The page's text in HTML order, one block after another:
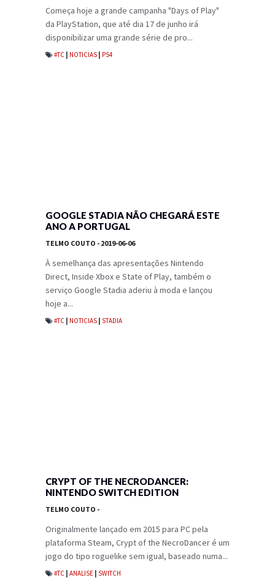
Começa hoje a grande campanha "Days of Play"
da PlayStation, que até dia 17 de junho irá
disponibilizar uma grande série de pro...
#TC NOTICIAS PS4
GOOGLE STADIA NÃO CHEGARÁ ESTE
ANO A PORTUGAL
TELMO COUTO - 2019-06-06
À semelhança das apresentações Nintendo
Direct, Inside Xbox e State of Play, também o
serviço Google Stadia aderiu à moda e lançou
hoje a...
#TC NOTICIAS STADIA
CRYPT OF THE NECRODANCER:
NINTENDO SWITCH EDITION
TELMO COUTO -
Originalmente lançado em 2015 para PC pela
plataforma Steam, Crypt of the NecroDancer é um
jogo do tipo roguelike sem igual, baseado numa...
#TC ANALISE SWITCH